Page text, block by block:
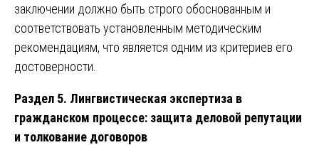
заключении должно быть строго обоснованным и
соответствовать установленным методическим
рекомендациям, что является одним из критериев его
достоверности.
Раздел 5. Лингвистическая экспертиза в
гражданском процессе: защита деловой репутации
и толкование договоров